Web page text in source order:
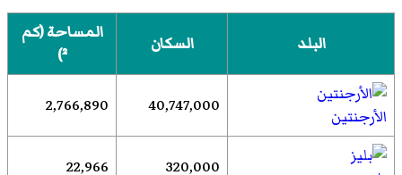
البلد السكان
المساحة (كم
²)
الأرجنتين 40,747,000
2,766,890
320,000
22,966